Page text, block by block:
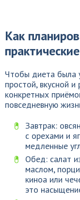
Как
Чтобы диета была
простой, вкусной
конкретных
повседневную
Завтрак:
с орехами и
медленные
Обед: салат
маслом,
киноа или
это